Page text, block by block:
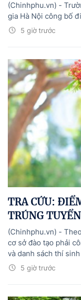
5 giờ trước
(Chinhphu.vn) -
gia Hà Nội công bố
TRA CỨU:
TRÚNG
5 giờ trước
(Chinhphu.vn) -
cơ sở đào tạo phải
và danh sách thí